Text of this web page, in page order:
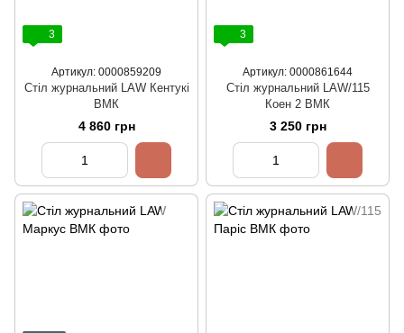
3
Артикул: 0000859209
Стіл журнальний LAW Кентукі
ВМК
4 860 грн
3
Артикул: 0000861644
Стіл журнальний LAW/115
Коен 2 ВМК
3 250 грн